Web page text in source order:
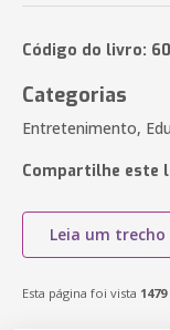
Código do livro:
Categorias
Entretenimento,
Compartilhe este
Leia um trecho
Esta página foi vista 1479